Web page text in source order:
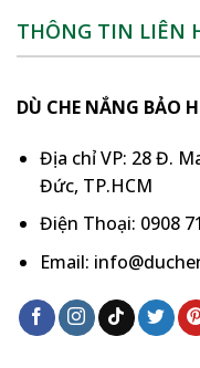
THÔNG TIN LIÊN
DÙ CHE NẮNG BẢO
Địa chỉ VP: 28 Đ.
Đức, TP.HCM
Điện Thoại: 0908
Email: